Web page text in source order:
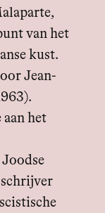
van het
kust.
Jean-
het